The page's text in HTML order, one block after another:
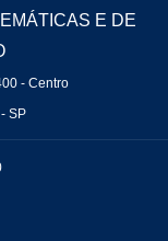
E DE
- Centro
SP